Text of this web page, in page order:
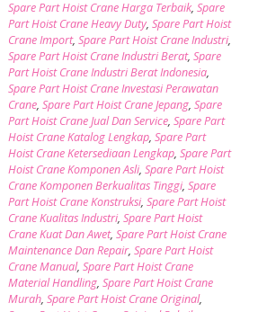
Spare Part Hoist Crane Harga Terbaik, Spare
Part Hoist Crane Heavy Duty, Spare Part Hoist
Crane Import, Spare Part Hoist Crane Industri,
Spare Part Hoist Crane Industri Berat, Spare
Part Hoist Crane Industri Berat Indonesia,
Spare Part Hoist Crane Investasi Perawatan
Crane, Spare Part Hoist Crane Jepang, Spare
Part Hoist Crane Jual Dan Service, Spare Part
Hoist Crane Katalog Lengkap, Spare Part
Hoist Crane Ketersediaan Lengkap, Spare Part
Hoist Crane Komponen Asli, Spare Part Hoist
Crane Komponen Berkualitas Tinggi, Spare
Part Hoist Crane Konstruksi, Spare Part Hoist
Crane Kualitas Industri, Spare Part Hoist
Crane Kuat Dan Awet, Spare Part Hoist Crane
Maintenance Dan Repair, Spare Part Hoist
Crane Manual, Spare Part Hoist Crane
Material Handling, Spare Part Hoist Crane
Murah, Spare Part Hoist Crane Original,